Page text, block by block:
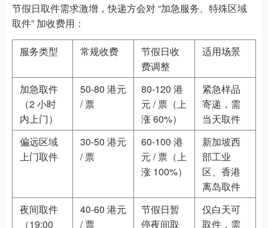
节假日取件需求激增，快递方会对 “加急服务、特殊区域
取件” 加收费用：
服务类型 常规收费
节假日收
费调整
适用场景
加急取件
（2 小时
内上门）
50-80 港元
/ 票
80-120 港
元 / 票（上
涨 60%）
紧急样品
寄递，需
当天取件
偏远区域
上门取件
30-50 港元
/ 票
60-100 港
元 / 票（上
涨 100%）
新加坡西
部工业
区、香港
离岛取件
夜间取件
（19:00
40-60 港元
/ 票
节假日暂
停夜间取
仅白天可
取件，需